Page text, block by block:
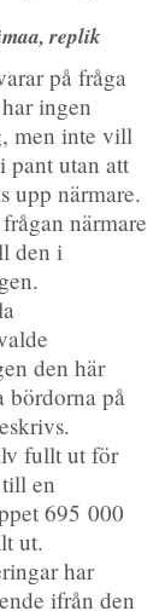
replik
på fråga
ingen
men inte vill
pant utan att
upp närmare.
närmare
den i
den här
bördorna på
fullt ut för
en
695 000
ut.
har
ifrån den